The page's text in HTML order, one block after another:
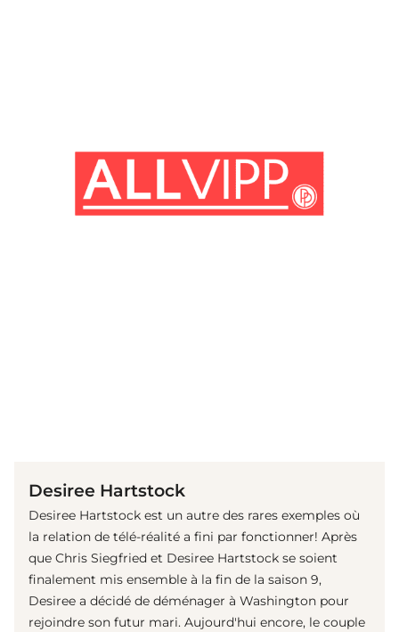
Desiree Hartstock
Desiree Hartstock est un autre des rares exemples où
la relation de télé-réalité a fini par fonctionner! Après
que Chris Siegfried et Desiree Hartstock se soient
finalement mis ensemble à la fin de la saison 9,
Desiree a décidé de déménager à Washington pour
rejoindre son futur mari. Aujourd'hui encore, le couple